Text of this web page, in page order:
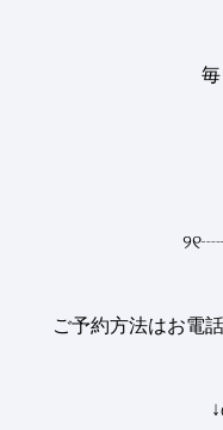
୨୧
ご予約方法はお電